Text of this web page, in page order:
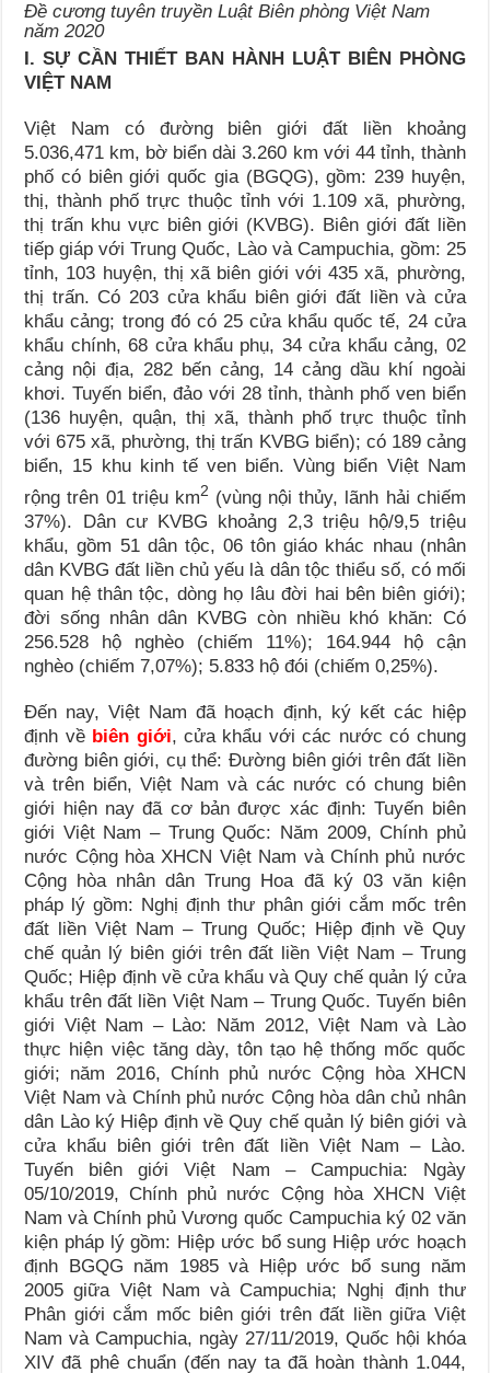
Đề cương tuyên truyền Luật Biên phòng Việt Nam
năm 2020
I. SỰ CẦN THIẾT BAN HÀNH LUẬT BIÊN PHÒNG
VIỆT NAM
Việt Nam có đường biên giới đất liền khoảng
5.036,471 km, bờ biển dài 3.260 km với 44 tỉnh, thành
phố có biên giới quốc gia (BGQG), gồm: 239 huyện,
thị, thành phố trực thuộc tỉnh với 1.109 xã, phường,
thị trấn khu vực biên giới (KVBG). Biên giới đất liền
tiếp giáp với Trung Quốc, Lào và Campuchia, gồm: 25
tỉnh, 103 huyện, thị xã biên giới với 435 xã, phường,
thị trấn. Có 203 cửa khẩu biên giới đất liền và cửa
khẩu cảng; trong đó có 25 cửa khẩu quốc tế, 24 cửa
khẩu chính, 68 cửa khẩu phụ, 34 cửa khẩu cảng, 02
cảng nội địa, 282 bến cảng, 14 cảng dầu khí ngoài
khơi. Tuyến biển, đảo với 28 tỉnh, thành phố ven biển
(136 huyện, quận, thị xã, thành phố trực thuộc tỉnh
với 675 xã, phường, thị trấn KVBG biển); có 189 cảng
biển, 15 khu kinh tế ven biển. Vùng biển Việt Nam
rộng trên 01 triệu km2 (vùng nội thủy, lãnh hải chiếm
37%). Dân cư KVBG khoảng 2,3 triệu hộ/9,5 triệu
khẩu, gồm 51 dân tộc, 06 tôn giáo khác nhau (nhân
dân KVBG đất liền chủ yếu là dân tộc thiểu số, có mối
quan hệ thân tộc, dòng họ lâu đời hai bên biên giới);
đời sống nhân dân KVBG còn nhiều khó khăn: Có
256.528 hộ nghèo (chiếm 11%); 164.944 hộ cận
nghèo (chiếm 7,07%); 5.833 hộ đói (chiếm 0,25%).
Đến nay, Việt Nam đã hoạch định, ký kết các hiệp
định về biên giới, cửa khẩu với các nước có chung
đường biên giới, cụ thể: Đường biên giới trên đất liền
và trên biển, Việt Nam và các nước có chung biên
giới hiện nay đã cơ bản được xác định: Tuyến biên
giới Việt Nam – Trung Quốc: Năm 2009, Chính phủ
nước Cộng hòa XHCN Việt Nam và Chính phủ nước
Cộng hòa nhân dân Trung Hoa đã ký 03 văn kiện
pháp lý gồm: Nghị định thư phân giới cắm mốc trên
đất liền Việt Nam – Trung Quốc; Hiệp định về Quy
chế quản lý biên giới trên đất liền Việt Nam – Trung
Quốc; Hiệp định về cửa khẩu và Quy chế quản lý cửa
khẩu trên đất liền Việt Nam – Trung Quốc. Tuyến biên
giới Việt Nam – Lào: Năm 2012, Việt Nam và Lào
thực hiện việc tăng dày, tôn tạo hệ thống mốc quốc
giới; năm 2016, Chính phủ nước Cộng hòa XHCN
Việt Nam và Chính phủ nước Cộng hòa dân chủ nhân
dân Lào ký Hiệp định về Quy chế quản lý biên giới và
cửa khẩu biên giới trên đất liền Việt Nam – Lào.
Tuyến biên giới Việt Nam – Campuchia: Ngày
05/10/2019, Chính phủ nước Cộng hòa XHCN Việt
Nam và Chính phủ Vương quốc Campuchia ký 02 văn
kiện pháp lý gồm: Hiệp ước bổ sung Hiệp ước hoạch
định BGQG năm 1985 và Hiệp ước bổ sung năm
2005 giữa Việt Nam và Campuchia; Nghị định thư
Phân giới cắm mốc biên giới trên đất liền giữa Việt
Nam và Campuchia, ngày 27/11/2019, Quốc hội khóa
XIV đã phê chuẩn (đến nay ta đã hoàn thành 1.044,